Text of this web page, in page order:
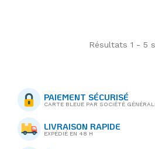
Résultats 1 - 5
PAIEMENT SÉCURISÉ
CARTE BLEUE PAR SOCIÉTÉ
LIVRAISON RAPIDE
EXPÉDIÉ EN 48 H